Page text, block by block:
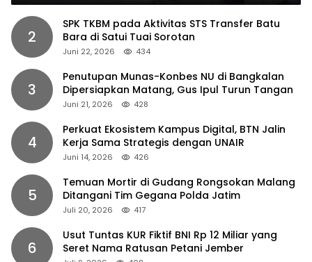
2
SPK TKBM pada Aktivitas STS Transfer Batu
Bara di Satui Tuai Sorotan
Juni 22, 2026 434
3
Penutupan Munas-Konbes NU di Bangkalan
Dipersiapkan Matang, Gus Ipul Turun Tangan
Juni 21, 2026 428
4
Perkuat Ekosistem Kampus Digital, BTN Jalin
Kerja Sama Strategis dengan UNAIR
Juni 14, 2026 426
5
Temuan Mortir di Gudang Rongsokan Malang
Ditangani Tim Gegana Polda Jatim
Juli 20, 2026 417
6
Usut Tuntas KUR Fiktif BNI Rp 12 Miliar yang
Seret Nama Ratusan Petani Jember